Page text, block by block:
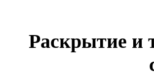
Раскрытие и